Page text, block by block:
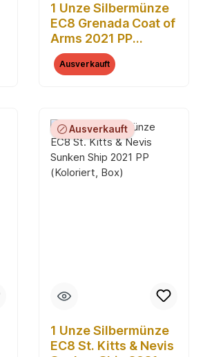
1 Unze Silbermünze
EC8 Grenada Coat of
Arms 2021 PP
(Koloriert, Box)
Ausverkauft
Ausverkauft
1 Unze Silbermünze
EC8 St. Kitts & Nevis